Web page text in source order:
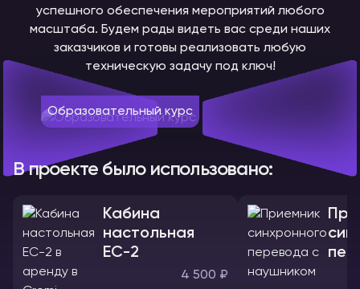
успешного обеспечения мероприятий любого
масштаба. Будем рады видеть вас среди наших
заказчиков и готовы реализовать любую
техническую задачу под ключ!
Образовательный курс
В проекте было использовано:
Кабина
настольная
ЕС-2
4 500 ₽